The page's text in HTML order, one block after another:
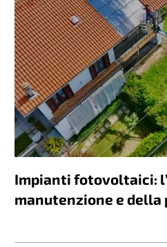
Impianti fotovoltaici:
manutenzione e della